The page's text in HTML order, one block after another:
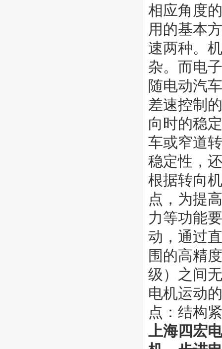
相应角度
用的基本
速两种。
杂。而电
随电动汽
差速控制
向时的稳
车或窄道
稳定性，
根据转向
点，为提
力等功能
动，通过
围的高精
级）之间
电机运动
点：结构
上海四宏